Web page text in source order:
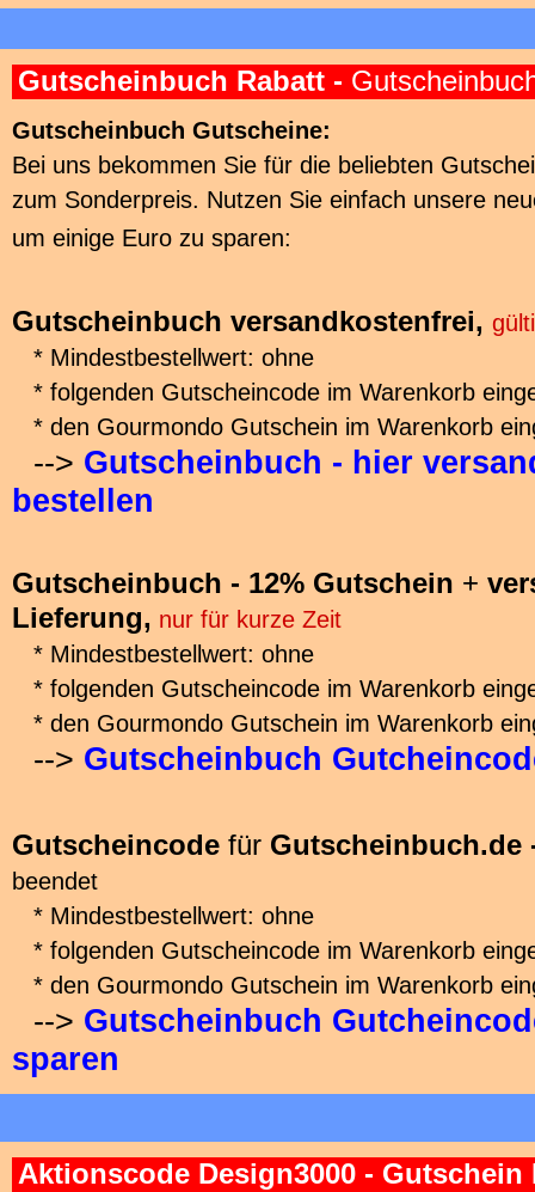
Gutscheinbuch Rabatt -
Gutscheinbuch Gutscheine:
Bei uns bekommen Sie für die beliebten
zum Sonderpreis. Nutzen Sie einfach unsere
um einige Euro zu sparen:
Gutscheinbuch versandkostenfrei,
* Mindestbestellwert: ohne
* folgenden Gutscheincode im Warenkorb
* den Gourmondo Gutschein im Warenkorb
--> Gutscheinbuch - hier
bestellen
Gutscheinbuch - 12% Gutschein +
Lieferung, nur für kurze Zeit
* Mindestbestellwert: ohne
* folgenden Gutscheincode im Warenkorb
* den Gourmondo Gutschein im Warenkorb
--> Gutscheinbuch
Gutscheincode für Gutscheinbuch.de
beendet
* Mindestbestellwert: ohne
* folgenden Gutscheincode im Warenkorb
* den Gourmondo Gutschein im Warenkorb
--> Gutscheinbuch
sparen
Aktionscode Design3000 - Gutschein